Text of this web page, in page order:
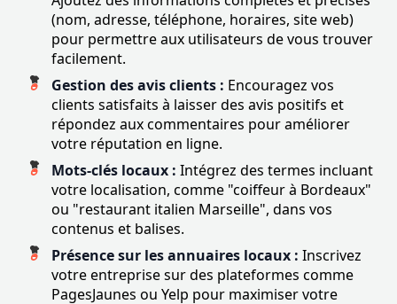
(nom, adresse, téléphone, horaires, site web)
pour permettre aux utilisateurs de vous trouver
facilement.
Gestion des avis clients : Encouragez vos
clients satisfaits à laisser des avis positifs et
répondez aux commentaires pour améliorer
votre réputation en ligne.
Mots-clés locaux : Intégrez des termes incluant
votre localisation, comme "coiffeur à Bordeaux"
ou "restaurant italien Marseille", dans vos
contenus et balises.
Présence sur les annuaires locaux : Inscrivez
votre entreprise sur des plateformes comme
PagesJaunes ou Yelp pour maximiser votre